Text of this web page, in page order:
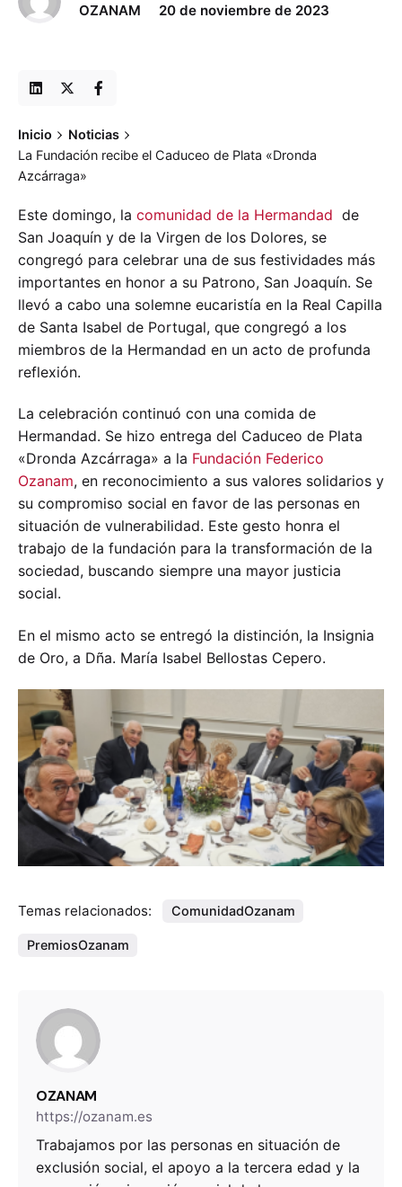
OZANAM 20 de noviembre de 2023
Inicio
Noticias
La Fundación recibe el Caduceo de Plata «Dronda
Azcárraga»
Este domingo, la comunidad de la Hermandad de
San Joaquín y de la Virgen de los Dolores, se
congregó para celebrar una de sus festividades más
importantes en honor a su Patrono, San Joaquín. Se
llevó a cabo una solemne eucaristía en la Real Capilla
de Santa Isabel de Portugal, que congregó a los
miembros de la Hermandad en un acto de profunda
reflexión.
La celebración continuó con una comida de
Hermandad. Se hizo entrega del Caduceo de Plata
«Dronda Azcárraga» a la Fundación Federico
Ozanam, en reconocimiento a sus valores solidarios y
su compromiso social en favor de las personas en
situación de vulnerabilidad. Este gesto honra el
trabajo de la fundación para la transformación de la
sociedad, buscando siempre una mayor justicia
social.
En el mismo acto se entregó la distinción, la Insignia
de Oro, a Dña. María Isabel Bellostas Cepero.
Temas relacionados: ComunidadOzanam
PremiosOzanam
OZANAM
https://ozanam.es
Trabajamos por las personas en situación de
exclusión social, el apoyo a la tercera edad y la